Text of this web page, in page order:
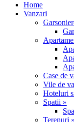
Home
Vanzari
Case de
Vile de
Hoteluri
Spatii »
Terenuri »